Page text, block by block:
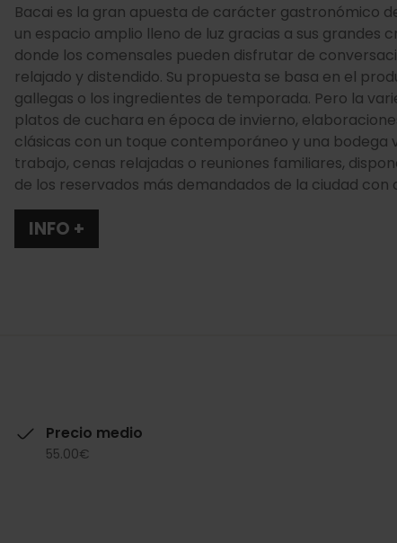
Bacai es la gran apuesta de carácter gastronómico
un espacio amplio lleno de luz gracias a sus grandes
donde los comensales pueden disfrutar de
relajado y distendido. Su propuesta se basa en el
gallegas o los ingredientes de temporada. Pero la
platos de cuchara en época de invierno,
clásicas con un toque contemporáneo y una bodega
trabajo, cenas relajadas o reuniones familiares,
de los reservados más demandados de la ciudad
INFO +
Precio medio
55.00€